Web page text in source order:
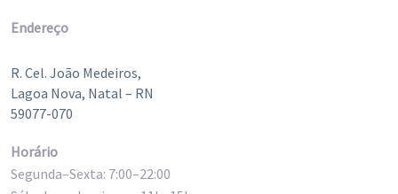
Endereço
R. Cel. João Medeiros,
Lagoa Nova, Natal – RN
59077-070
Horário
Segunda–Sexta: 7:00–22:00